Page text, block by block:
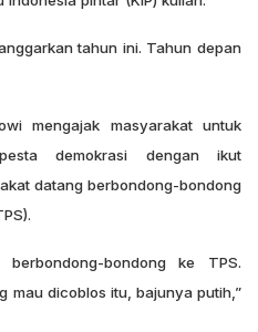
tahun ini. Tahun depan
mengajak masyarakat untuk
demokrasi dengan ikut
datang berbondong-bondong
bondong ke TPS.
mau dicoblos itu, bajunya putih,”